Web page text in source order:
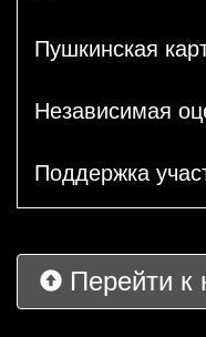
Пушкинская
Независимая
Поддержка
Перейти к